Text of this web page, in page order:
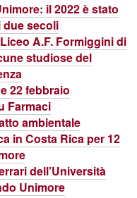
il 2022 è stato
due secoli
A.F. Formiggini di
studiose del
22 febbraio
Farmaci
ambientale
in Costa Rica per 12
dell’Università
Unimore